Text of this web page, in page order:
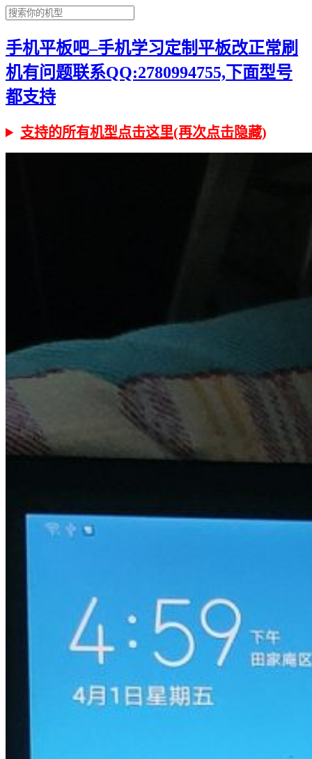
手机平板吧–手机学习定制平板改正常刷
机有问题联系QQ:2780994755,下面型号
都支持
支持的所有机型点击这里(再次点击隐藏)